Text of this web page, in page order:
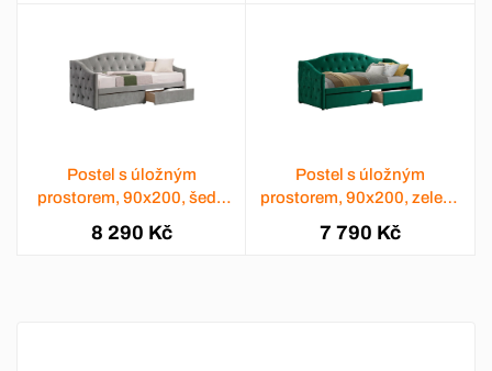
Postel s úložným
prostorem, 90x200, šedá
Velvet látka, ZASKA
8 290 Kč
Postel s úložným
prostorem, 90x200, zelená
Velvet látka, ZASKA
7 790 Kč